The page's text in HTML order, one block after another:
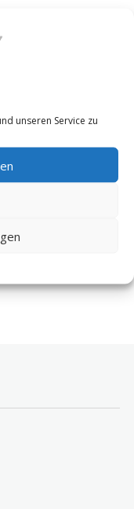
unseren Service zu
Winde